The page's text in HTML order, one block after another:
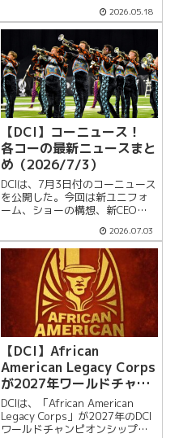
るタイトルで、並んだ楽曲から
も音楽の表と裏、雰囲気の切り
替わり、時代やジャンルを行き
来するようなイメージ...
2026.05.18
【DCI】コーニュース！
各コーの最新ニュースまと
め（2026/7/3）
DCIは、7月3日付のコーニュース
を公開した。今回は新ユニフォ
ーム、ショーの構想、新CEO就
ーズンが本格的に動き始めた各
コーの話題を紹介する。アカデ
ミーは、2026年プロダクション
『In the Center...
2026.07.03
【DCI】African
American Legacy Corps
が2027年ワールドチャン
ピオンシップ出場を目指す
（公式ニュース）
DCIは、「African American
Legacy Corps」が2027年のDCI
ワールドチャンピオンシップ出